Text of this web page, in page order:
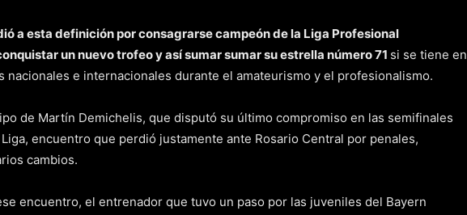
a esta definición por consagrarse campeón de la Liga Profesional
un nuevo trofeo y así sumar sumar su estrella número 71 si se tiene en
nacionales e internacionales durante el amateurismo y el profesionalismo.
de Martín Demichelis, que disputó su último compromiso en las semifinales
encuentro que perdió justamente ante Rosario Central por penales,
cambios.
encuentro, el entrenador que tuvo un paso por las juveniles del Bayern